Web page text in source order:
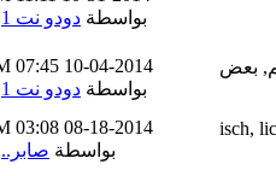
بواسطة دودو نت 1
10-04-2014
07:45 PM
بواسطة دودو نت 1
08-18-2014
03:08 PM
بواسطة صابر..